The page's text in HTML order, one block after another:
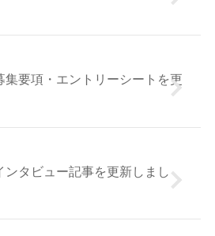
要項・エントリーシートを更
タビュー記事を更新しまし